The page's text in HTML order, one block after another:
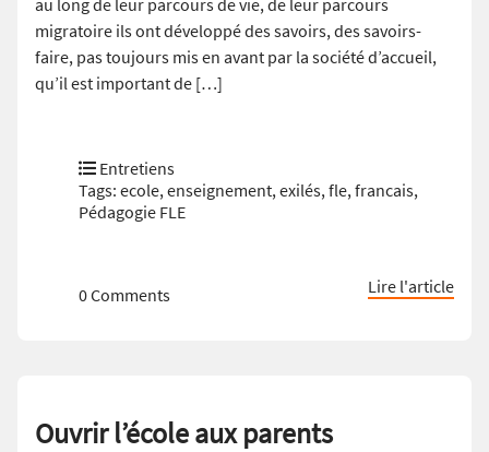
au long de leur parcours de vie, de leur parcours
migratoire ils ont développé des savoirs, des savoirs-
faire, pas toujours mis en avant par la société d’accueil,
qu’il est important de […]
Entretiens
Tags: ecole,enseignement,exilés,fle,francais,
Pédagogie FLE
0 Comments Lire l'article
Ouvrir l’école aux parents